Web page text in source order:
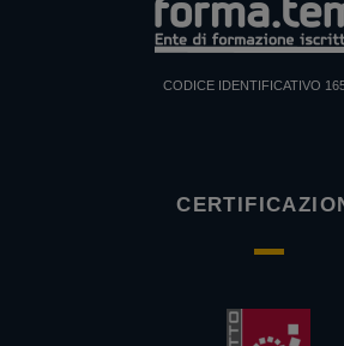
CODICE IDENTIFICATIVO